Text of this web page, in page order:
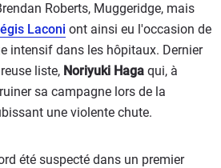
Roberts, Muggeridge, mais
Laconi ont ainsi eu l'occasion de
intensif dans les hôpitaux. Dernier
liste, Noriyuki Haga qui, à
sa campagne lors de la
une violente chute.
été suspecté dans un premier